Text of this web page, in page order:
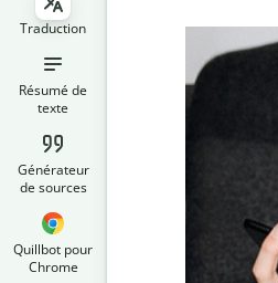
Traduction
Résumé de
texte
Générateur
de sources
Quillbot pour
Chrome